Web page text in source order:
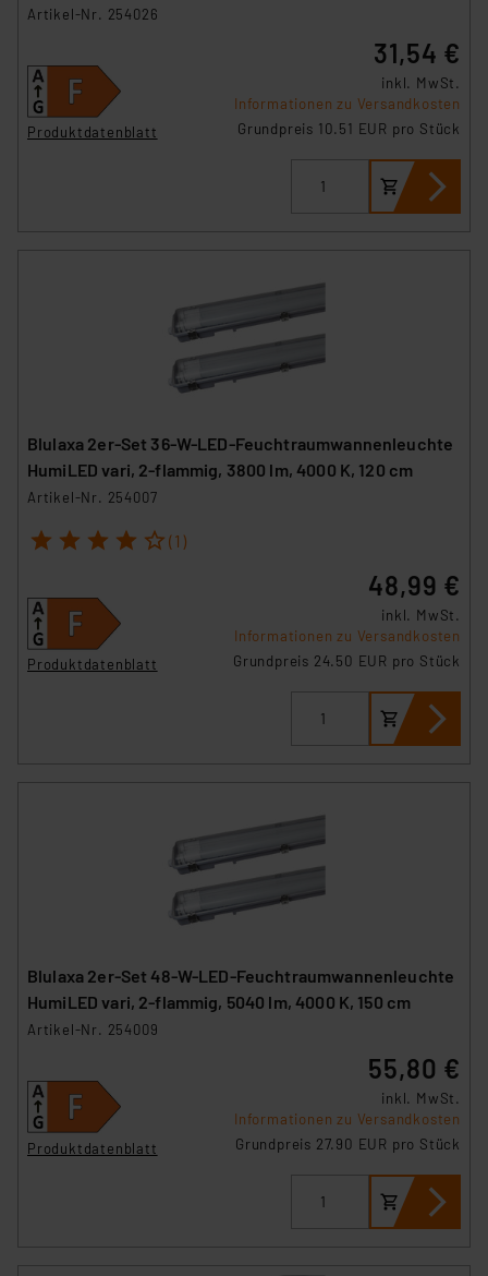
4000 K, IP65, 120 cm
Artikel-Nr. 254026
Produktdatenblatt
31,54 €
inkl. MwSt.
Informationen zu Versandkosten
Grundpreis 10.51 EUR pro Stück
Blulaxa 2er-Set 36-W-LED-Feuchtraumwannenleuchte
HumiLED vari, 2-flammig, 3800 lm, 4000 K, 120 cm
Artikel-Nr. 254007
1 2 3 4 5 (1)
Produktdatenblatt
48,99 €
inkl. MwSt.
Informationen zu Versandkosten
Grundpreis 24.50 EUR pro Stück
Blulaxa 2er-Set 48-W-LED-Feuchtraumwannenleuchte
HumiLED vari, 2-flammig, 5040 lm, 4000 K, 150 cm
Artikel-Nr. 254009
Produktdatenblatt
55,80 €
inkl. MwSt.
Informationen zu Versandkosten
Grundpreis 27.90 EUR pro Stück